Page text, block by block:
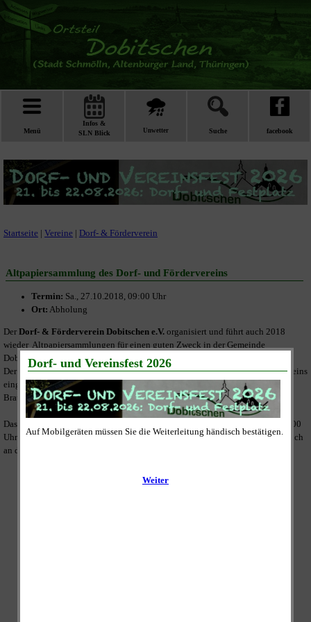
Menü
Infos &
SLN Blick
Unwetter Suche facebook
Startseite Vereine Dorf- & Förderverein
Altpapiersammlung des Dorf- und Fördervereins
Termin: Sa., 27.10.2018, 09:00 Uhr
Ort: Abholung
Der Dorf- & Förderverein Dobitschen e.V. organisiert und führt auch 2018
wieder Altpapiersammlungen für einen guten Zweck in der Gemeinde
Dobitschen durch.
Der Erlös wird vollständig zur Umsetzung der satzungsmäßigen Ziele des Vereins
eingesetzt und dies ist unter Anderem die weitere Sanierung der "ehemaligen
Brauerei" am Festplatz im Ortskern.
Das gesammelte Altpapier wird an den Sammeltagen zwischen 09:00 und 11:00
Uhr abgeholt. Dazu legen Sie es bitte bis 09:00 Uhr gut sichtbar und zugänglich
an die Straße vor Ihrem Grundstück oder Ihrer Wohnung ab.